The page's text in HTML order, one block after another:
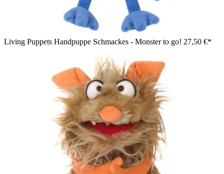
Living Puppets Handpuppe Schmackes - Monster to go! 27,50 €*